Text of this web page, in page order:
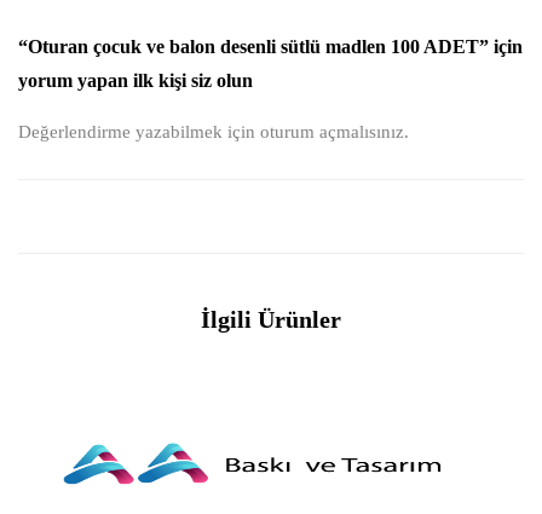
“Oturan çocuk ve balon desenli sütlü madlen 100 ADET” için
yorum yapan ilk kişi siz olun
Değerlendirme yazabilmek için oturum açmalısınız.
İlgili Ürünler